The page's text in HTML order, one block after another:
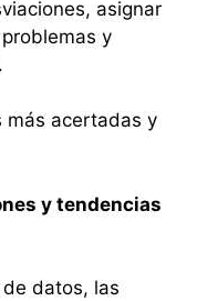
asignar
y
más acertadas y
y tendencias
datos, las